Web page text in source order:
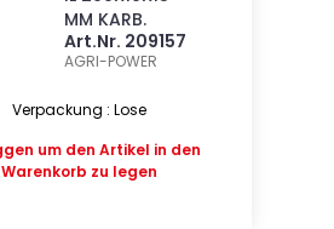
MM KARB.
Art.Nr. 209157
AGRI-POWER
Verpackung : Lose
um den Artikel in den
Warenkorb zu legen